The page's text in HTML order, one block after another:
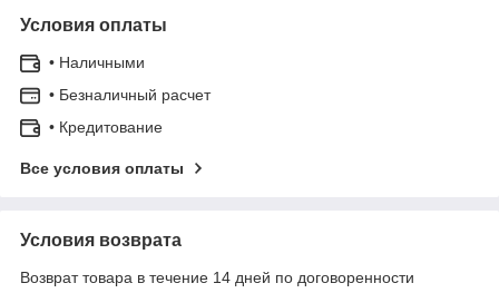
Условия оплаты
• Наличными
• Безналичный расчет
• Кредитование
Все условия оплаты
Условия возврата
Возврат товара в течение 14 дней по договоренности